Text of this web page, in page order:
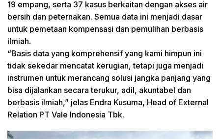
19 empang, serta 37 kasus berkaitan dengan akses air
bersih dan peternakan. Semua data ini menjadi dasar
untuk pemetaan kompensasi dan pemulihan berbasis
ilmiah.
“Basis data yang komprehensif yang kami himpun ini
tidak sekedar mencatat kerugian, tetapi juga menjadi
instrumen untuk merancang solusi jangka panjang yang
bisa dijalankan secara terukur, adil, akuntabel dan
berbasis ilmiah,” jelas Endra Kusuma, Head of External
Relation PT Vale Indonesia Tbk.